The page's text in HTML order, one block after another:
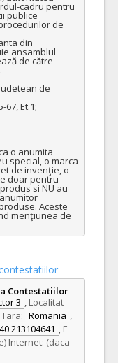
0007)
medical (Rev.2)
ATRIBUIT
contract
solicita
pe care le vor
HG NR.342/2022)
cu grad inalt de gelificare
contract
se solicita
pe care le vor
HG NR.342/2022)
cadru pentru
publice
de
din
ansamblul
de către
de
Et.1;
o anumita
special, o marca
de invenţie, o
doar pentru
si NU au
Aceste
menţiunea de
Contestatiilor
3 , Localitat
Tara: Romania ,
213104641 , F
Internet: (daca